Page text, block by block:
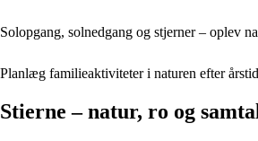
Solopgang, solnedgang og stjerner – oplev
Planlæg familieaktiviteter i naturen efter
Stierne – natur, ro og